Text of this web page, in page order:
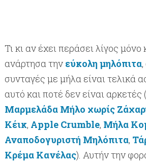
Τι κι αν έχει περάσει λίγος μόνο
ανάρτησα την εύκολη μηλόπιτα,
συνταγές με μήλα είναι τελικά
αυτό και ποτέ δεν είναι αρκετές
Μαρμελάδα Μήλο χωρίς
Κέικ, Apple Crumble, Μήλα
Αναποδογυριστή Μηλόπιτα,
Κρέμα Κανέλας). Αυτήν την